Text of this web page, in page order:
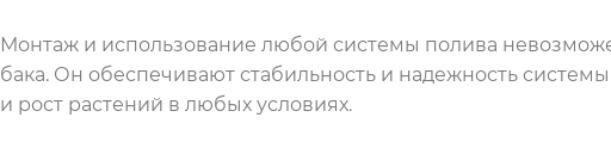
Монтаж и использование любой системы полива
бака. Он обеспечивают стабильность и надежность
и рост растений в любых условиях.